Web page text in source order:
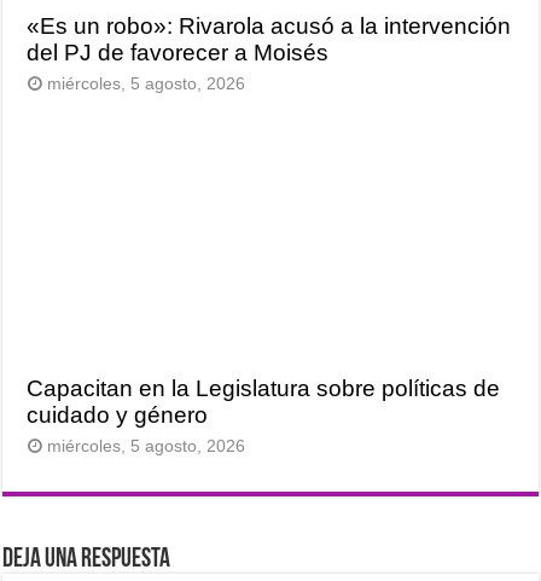
«Es un robo»: Rivarola acusó a la intervención
del PJ de favorecer a Moisés
miércoles, 5 agosto, 2026
Capacitan en la Legislatura sobre políticas de
cuidado y género
miércoles, 5 agosto, 2026
Deja una respuesta